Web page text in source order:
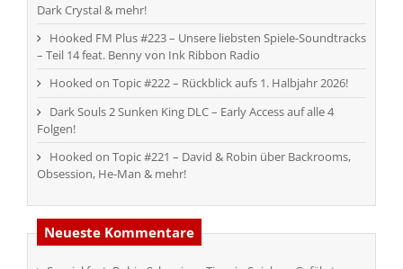
Dark Crystal & mehr!
Hooked FM Plus #223 – Unsere liebsten Spiele-Soundtracks
– Teil 14 feat. Benny von Ink Ribbon Radio
Hooked on Topic #222 – Rückblick aufs 1. Halbjahr 2026!
Dark Souls 2 Sunken King DLC – Early Access auf alle 4
Folgen!
Hooked on Topic #221 – David & Robin über Backrooms,
Obsession, He-Man & mehr!
Neueste Kommentare